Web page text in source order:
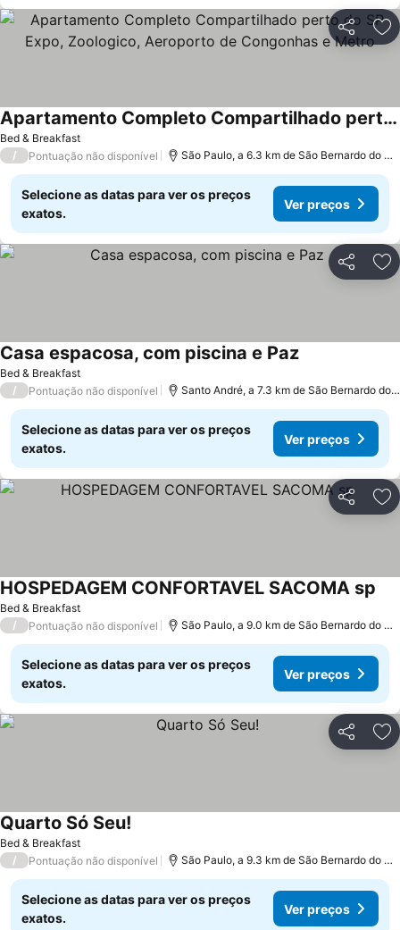
Partilhar
Bed & Breakfast
Apartamento Completo Compartilhado perto do SP Expo, Zoologico, Aeroporto de Congonhas e Metro
/ Pontuação não disponível São Paulo, a 6.3 km de São Bernardo do Campo
Selecione as datas para ver os preços
exatos.
Ver preços
Partilhar
Bed & Breakfast
Casa espacosa, com piscina e Paz
/ Pontuação não disponível Santo André, a 7.3 km de São Bernardo do Campo
Selecione as datas para ver os preços
exatos.
Ver preços
Partilhar
Bed & Breakfast
HOSPEDAGEM CONFORTAVEL SACOMA sp
/ Pontuação não disponível São Paulo, a 9.0 km de São Bernardo do Campo
Selecione as datas para ver os preços
exatos.
Ver preços
Partilhar
Bed & Breakfast
Quarto Só Seu!
/ Pontuação não disponível São Paulo, a 9.3 km de São Bernardo do Campo
Selecione as datas para ver os preços
exatos.
Ver preços